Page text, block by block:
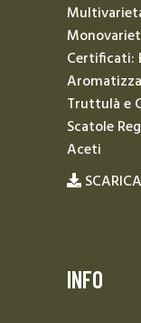
Certificati:
Truttulà e
Scatole
Aceti
INFO